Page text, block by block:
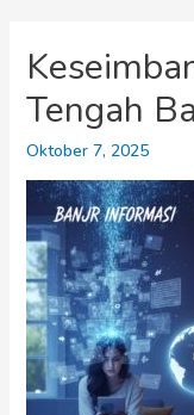
Tengah
Oktober 7, 2025